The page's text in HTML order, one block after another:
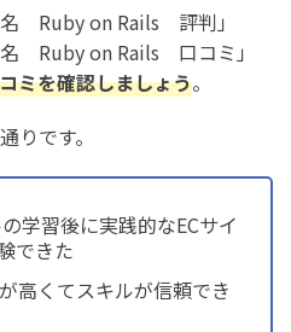
名 Ruby on Rails 評判」
名 Ruby on Rails 口コミ」
ミを確認しましょう。
りです。
学習後に実践的なECサイ
できた
高くてスキルが信頼でき